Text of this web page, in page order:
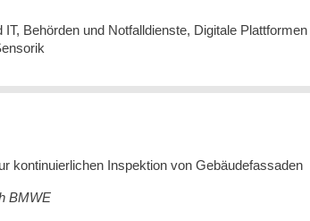
Behörden und Notfalldienste, Digitale Plattformen
kontinuierlichen Inspektion von Gebäudefassaden
BMWE